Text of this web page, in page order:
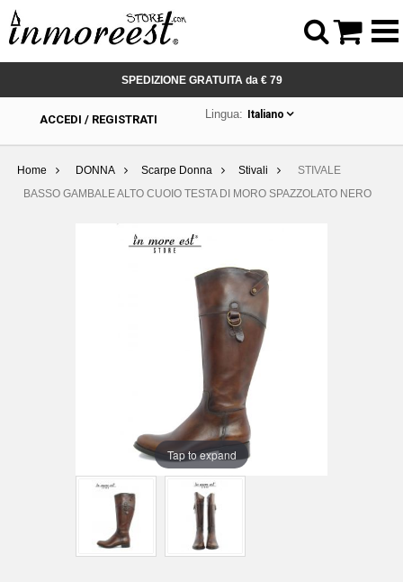
SPEDIZIONE GRATUITA da € 79
ACCEDI / REGISTRATI Lingua: Italiano
Home DONNA Scarpe Donna Stivali
STIVALE
BASSO GAMBALE ALTO CUOIO TESTA DI MORO SPAZZOLATO NERO
Tap to expand
 